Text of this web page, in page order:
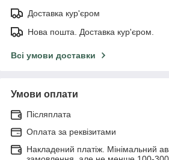
Доставка кур'єром
Нова пошта. Доставка кур'єром.
Всі умови доставки
Умови оплати
Післяплата
Оплата за реквізитами
Накладений платіж. Мінімальний